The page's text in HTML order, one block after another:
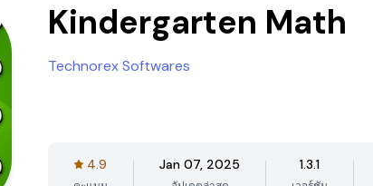
Kindergarten Math
Technorex Softwares
4.9 Jan 07, 2025 1.3.1